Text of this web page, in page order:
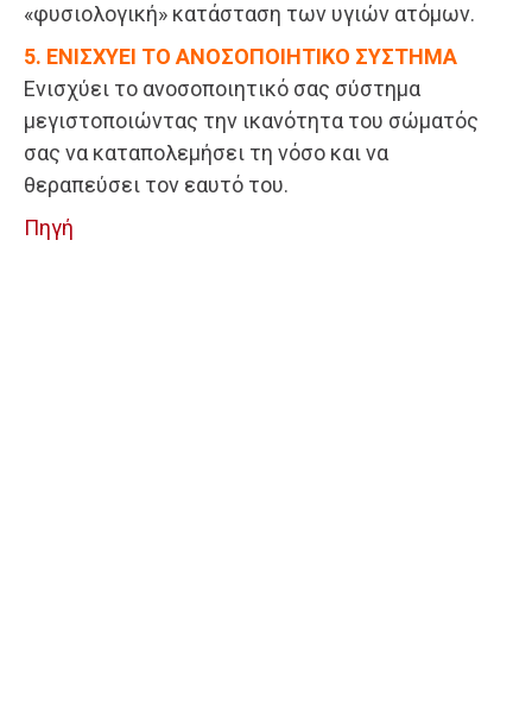
«φυσιολογική» κατάσταση των υγιών ατόμων.
5. ΕΝΙΣΧΥΕΙ ΤΟ ΑΝΟΣΟΠΟΙΗΤΙΚΟ ΣΥΣΤΗΜΑ
Ενισχύει το ανοσοποιητικό σας σύστημα
μεγιστοποιώντας την ικανότητα του σώματός
σας να καταπολεμήσει τη νόσο και να
θεραπεύσει τον εαυτό του.
Πηγή